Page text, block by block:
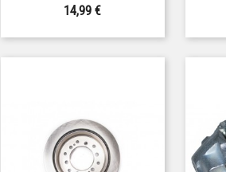
Prix
14,99 €